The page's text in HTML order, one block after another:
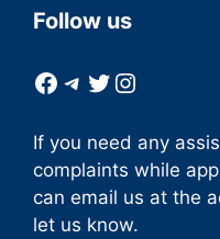
Follow us
Facebook
Telegram
Twitter
If you need any
complaints while
can email us at the
let us know.